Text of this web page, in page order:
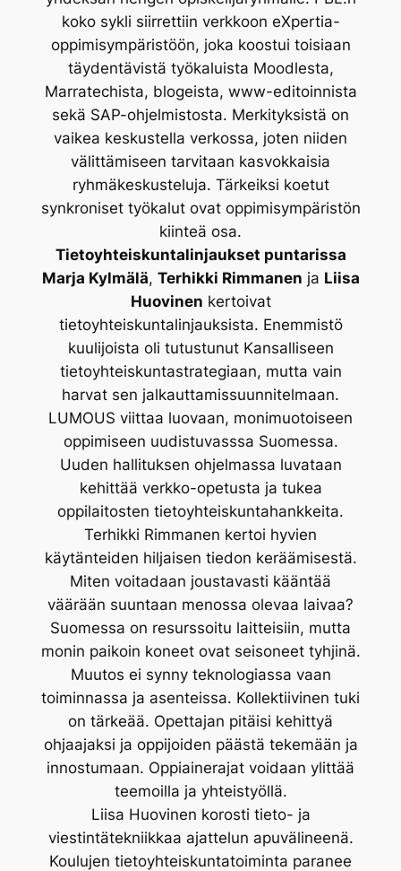
koko sykli siirrettiin verkkoon eXpertia-
oppimisympäristöön, joka koostui toisiaan
täydentävistä työkaluista Moodlesta,
Marratechista, blogeista, www-editoinnista
sekä SAP-ohjelmistosta. Merkityksistä on
vaikea keskustella verkossa, joten niiden
välittämiseen tarvitaan kasvokkaisia
ryhmäkeskusteluja. Tärkeiksi koetut
synkroniset työkalut ovat oppimisympäristön
kiinteä osa.
Tietoyhteiskuntalinjaukset puntarissa
Marja Kylmälä, Terhikki Rimmanen ja Liisa
Huovinen kertoivat
tietoyhteiskuntalinjauksista. Enemmistö
kuulijoista oli tutustunut Kansalliseen
tietoyhteiskuntastrategiaan, mutta vain
harvat sen jalkauttamissuunnitelmaan.
LUMOUS viittaa luovaan, monimuotoiseen
oppimiseen uudistuvasssa Suomessa.
Uuden hallituksen ohjelmassa luvataan
kehittää verkko-opetusta ja tukea
oppilaitosten tietoyhteiskuntahankkeita.
Terhikki Rimmanen kertoi hyvien
käytänteiden hiljaisen tiedon keräämisestä.
Miten voitadaan joustavasti kääntää
väärään suuntaan menossa olevaa laivaa?
Suomessa on resurssoitu laitteisiin, mutta
monin paikoin koneet ovat seisoneet tyhjinä.
Muutos ei synny teknologiassa vaan
toiminnassa ja asenteissa. Kollektiivinen tuki
on tärkeää. Opettajan pitäisi kehittyä
ohjaajaksi ja oppijoiden päästä tekemään ja
innostumaan. Oppiainerajat voidaan ylittää
teemoilla ja yhteistyöllä.
Liisa Huovinen korosti tieto- ja
viestintätekniikkaa ajattelun apuvälineenä.
Koulujen tietoyhteiskuntatoiminta paranee